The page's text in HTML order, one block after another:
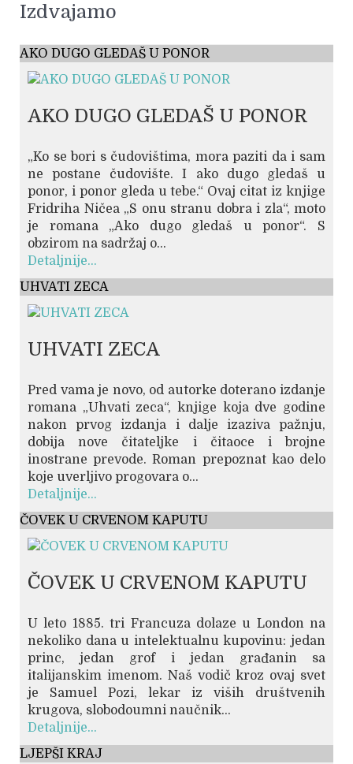
Izdvajamo
AKO DUGO GLEDAŠ U PONOR
AKO DUGO GLEDAŠ U PONOR
„Ko se bori s čudovištima, mora paziti da i sam
ne postane čudovište. I ako dugo gledaš u
ponor, i ponor gleda u tebe.“ Ovaj citat iz knjige
Fridriha Ničea „S onu stranu dobra i zla“, moto
je romana „Ako dugo gledaš u ponor“. S
obzirom na sadržaj o...
Detaljnije...
UHVATI ZECA
UHVATI ZECA
Pred vama je novo, od autorke doterano izdanje
romana „Uhvati zeca“, knjige koja dve godine
nakon prvog izdanja i dalje izaziva pažnju,
dobija nove čitateljke i čitaoce i brojne
inostrane prevode. Roman prepoznat kao delo
koje uverljivo progovara o...
Detaljnije...
ČOVEK U CRVENOM KAPUTU
ČOVEK U CRVENOM KAPUTU
U leto 1885. tri Francuza dolaze u London na
nekoliko dana u intelektualnu kupovinu: jedan
princ, jedan grof i jedan građanin sa
italijanskim imenom. Naš vodič kroz ovaj svet
je Samuel Pozi, lekar iz viših društvenih
krugova, slobodoumni naučnik...
Detaljnije...
LJEPŠI KRAJ